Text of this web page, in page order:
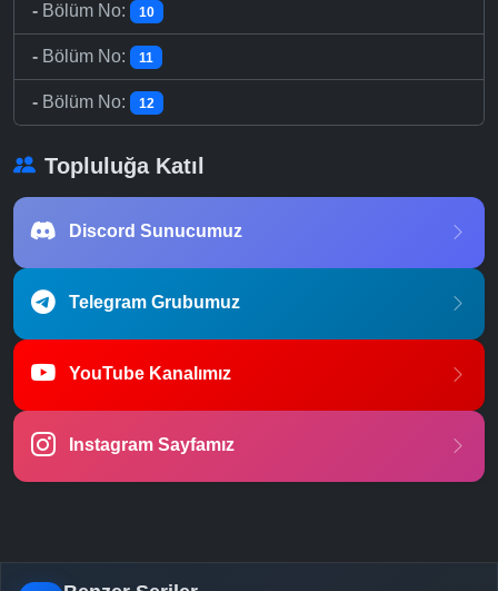
- Bölüm No: 10
- Bölüm No: 11
- Bölüm No: 12
Topluluğa Katıl
Discord Sunucumuz
Telegram Grubumuz
YouTube Kanalımız
Instagram Sayfamız